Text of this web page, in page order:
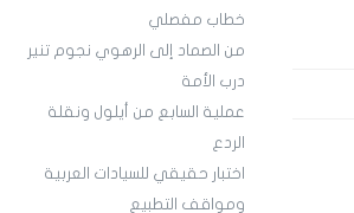
خطاب مفصلي
من الصماد إلى الرهوي نجوم تنير
درب الأمة
عملية السابع من أيلول ونقلة
الردع
اختبار حقيقي للسيادات العربية
ومواقف التطبيع